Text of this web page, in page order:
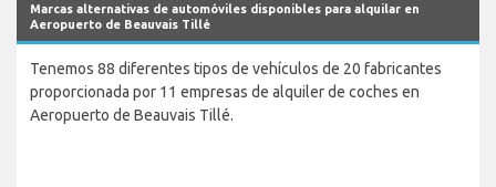
Marcas alternativas de automóviles disponibles para alquilar en
Aeropuerto de Beauvais Tillé
Tenemos 88 diferentes tipos de vehículos de 20 fabricantes
proporcionada por 11 empresas de alquiler de coches en
Aeropuerto de Beauvais Tillé.